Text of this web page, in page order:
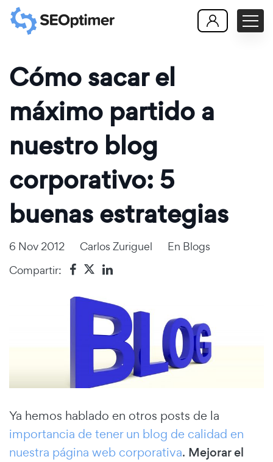
Cómo sacar el
máximo partido a
nuestro blog
corporativo: 5
buenas estrategias
6 Nov 2012 Carlos Zuriguel En Blogs
Compartir:
Ya hemos hablado en otros posts de la
importancia de tener un blog de calidad en
nuestra página web corporativa. Mejorar el